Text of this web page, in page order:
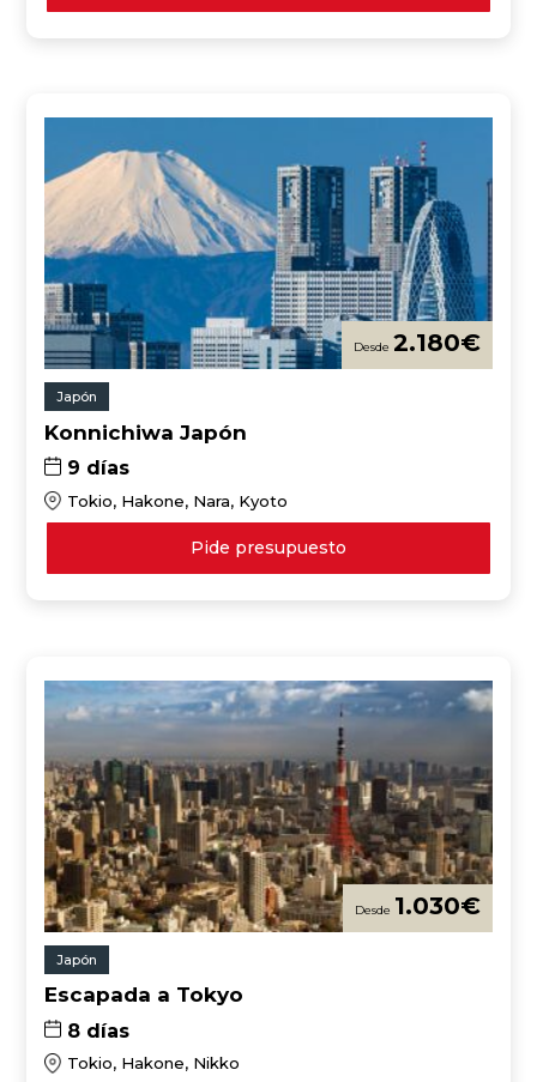
2.180€
Japón
Konnichiwa Japón
9 días
Tokio, Hakone, Nara, Kyoto
Pide presupuesto
1.030€
Japón
Escapada a Tokyo
8 días
Tokio, Hakone, Nikko